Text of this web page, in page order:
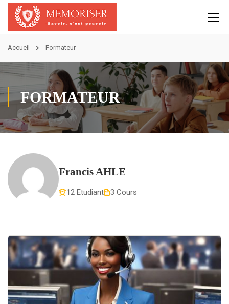
Accueil Formateur
FORMATEUR
Francis AHLE
12 Etudiant 3 Cours